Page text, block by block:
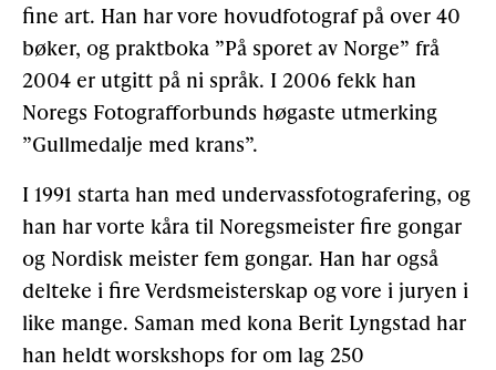
Podkast
FÅ TILGONG
BLI MEDLEM
Gløymt passord Allereie medlem?Logg inn
fine art. Han har vore hovudfotograf på over 40
bøker, og praktboka ”På sporet av Norge” frå
2004 er utgitt på ni språk. I 2006 fekk han
Noregs Fotografforbunds høgaste utmerking
”Gullmedalje med krans”.
I 1991 starta han med undervassfotografering, og
han har vorte kåra til Noregsmeister fire gongar
og Nordisk meister fem gongar. Han har også
delteke i fire Verdsmeisterskap og vore i juryen i
like mange. Saman med kona Berit Lyngstad har
han heldt worskshops for om lag 250